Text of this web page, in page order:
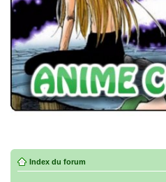
Index du forum